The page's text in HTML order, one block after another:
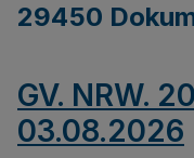
29450
GV. NRW.
03.08.2026